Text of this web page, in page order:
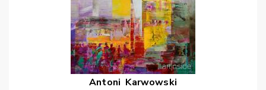
Antoni Karwowski